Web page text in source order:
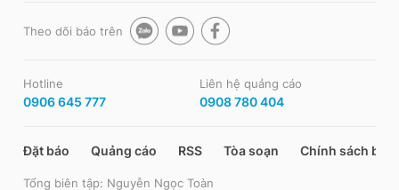
Theo dõi báo trên
Hotline
0906 645 777
Liên hệ quảng cáo
0908 780 404
Đặt báo Quảng cáo RSS Tòa soạn Chính sách bảo
Tổng biên tập: Nguyễn Ngọc Toàn